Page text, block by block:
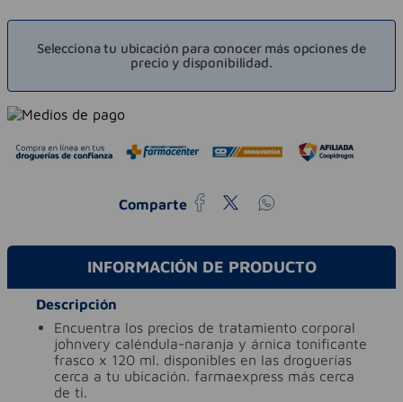
Selecciona tu ubicación para conocer más opciones de
precio y disponibilidad.
Comparte
INFORMACIÓN DE PRODUCTO
Descripción
encuentra los precios de tratamiento corporal
johnvery caléndula-naranja y árnica tonificante
frasco x 120 ml. disponibles en las droguerías
cerca a tu ubicación. farmaexpress más cerca
de ti.